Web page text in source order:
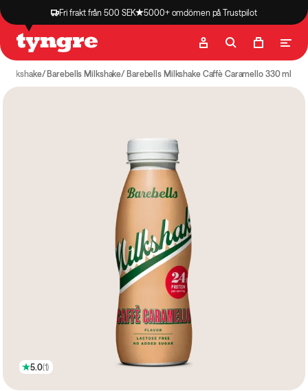
Fri frakt från 500 SEK 5000+ omdömen på Trustpilot
Butik Recept
Milkshake Barebells Milkshake Barebells Milkshake Caffè Caramello 330 ml
5.0(1)